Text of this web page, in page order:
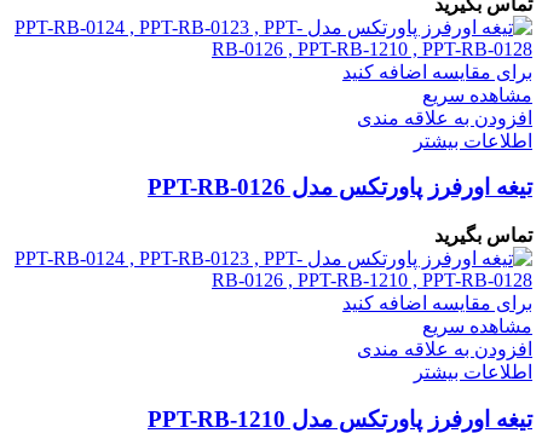
برای مقایسه اضافه کنید
مشاهده سریع
افزودن به علاقه مندی
اطلاعات بیشتر
تیغه اورفرز پاورتکس مدل PPT-RB-0126
تماس بگیرید
برای مقایسه اضافه کنید
مشاهده سریع
افزودن به علاقه مندی
اطلاعات بیشتر
تیغه اورفرز پاورتکس مدل PPT-RB-1210